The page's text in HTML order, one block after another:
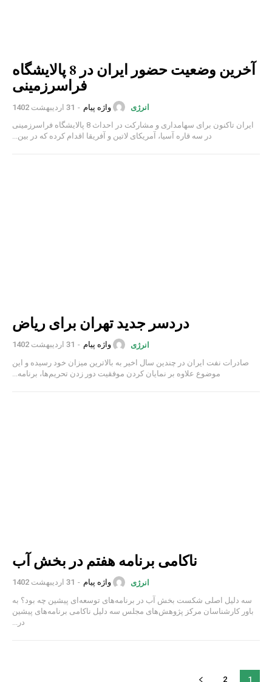
آخرین وضعیت حضور ایران در 8 پالایشگاه
فراسرزمینی
انرژی واژه پیام - 31 اردیبهشت 1402
ایران تاکنون برای سهامداری و مشارکت در احداث 8 پالایشگاه فراسرزمینی
در سه قاره آسیا، آمریکای لاتین و آفریقا اقدام کرده که در بین...
دردسر جدید تهران برای ریاض
انرژی واژه پیام - 31 اردیبهشت 1402
صادرات نفت ایران در چندین سال اخیر به بالاترین میزان خود رسیده و این
موضوع علاوه بر نمایان کردن موفقیت دور زدن تحریم‌ها، برنامه...
ناکامی برنامه هفتم در بخش آب
انرژی واژه پیام - 31 اردیبهشت 1402
سه دلیل اصلی شکست بخش آب در برنامه‌های توسعه‌ای پیشین چه بود؟ به
باور کارشناسان مرکز پژوهش‌های مجلس سه دلیل ناکامی برنامه‌های پیشین
در...
1
2